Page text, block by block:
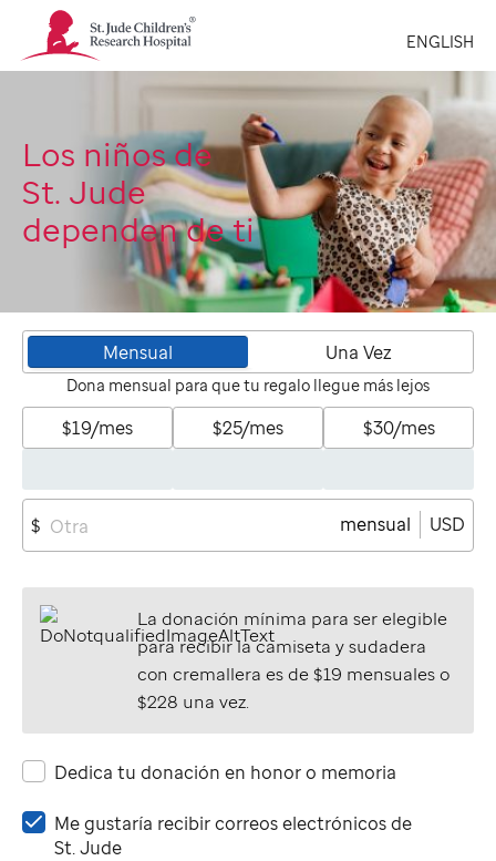
St.
Jude
Children's
Logo
ENGLISH
Los niños de
St. Jude
dependen de ti
Mensual Una Vez
Dona mensual para que tu regalo llegue más lejos
$19/mes $25/mes $30/mes
$ mensual USD
La donación mínima para ser elegible
para recibir la camiseta y sudadera
con cremallera es de $19 mensuales o
$228 una vez.
Dedica tu donación en honor o memoria
Me
gustaría
Me gustaría recibir correos electrónicos de
St. Jude